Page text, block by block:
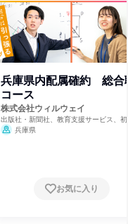
兵庫県内配属確約 総合
コース
株式会社ウィルウェイ
出版社・新聞社、教育支援サービス、
中等教育学校
兵庫県
お気に入り